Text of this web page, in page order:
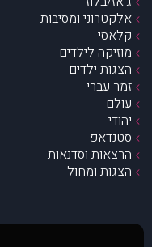
אלקטרוני ומסיבות
קלאסי
מוזיקה לילדים
הצגות ילדים
זמר עברי
עולם
יהודי
סטנדאפ
הרצאות וסדנאות
הצגות ומחול